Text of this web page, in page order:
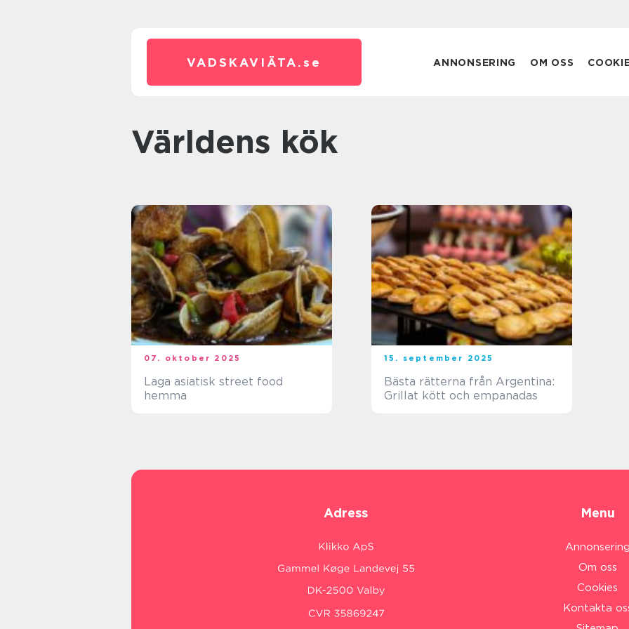
VADSKAVIÄTA. se ANNONSERING OM OSS
Världens kök
07. oktober 2025
Laga asiatisk street food
hemma
15. september 2025
Bästa rätterna från Argentina:
Grillat kött och empanadas
Adress Menu
Om oss
Cookies
Kontakta